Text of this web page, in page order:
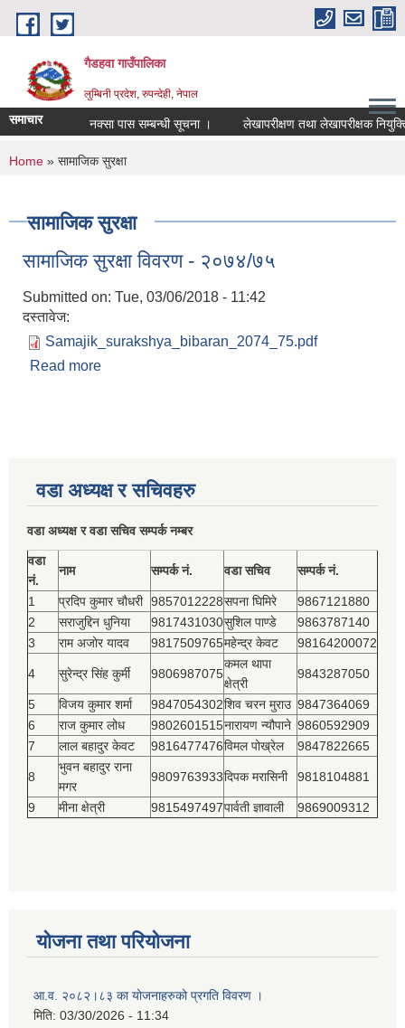
Skip to main content
गैडहवा गाउँपालिका
लुम्बिनी प्रदेश, रुपन्देही, नेपाल
समाचार नक्सा पास सम्बन्धी सूचना । लेखापरीक्षण तथा लेखापरीक्षक नियुक्ति
You are here
Home » सामाजिक सुरक्षा
सामाजिक सुरक्षा
सामाजिक सुरक्षा विवरण - २०७४/७५
Submitted on: Tue, 03/06/2018 - 11:42
दस्तावेज:
Samajik_surakshya_bibaran_2074_75.pdf
Read more
वडा अध्यक्ष र सचिवहरु
वडा अध्यक्ष र वडा सचिव सम्पर्क नम्बर
वडा
नं.
नाम सम्पर्क नं. वडा सचिव सम्पर्क नं.
1 प्रदिप कुमार चौधरी 9857012228सपना घिमिरे
9867121880
2
सराजुद्दिन धुनिया 9817431030सुशिल पाण्डे
9863787140
3
राम अजोर यादव 9817509765महेन्द्र केवट 98164200072
4 सुरेन्द्र सिंह कुर्मी 9806987075
कमल थापा
क्षेत्री
9843287050
5 विजय कुमार शर्मा 9847054302शिव चरन मुराउ 9847364069
6
राज कुमार लोध 9802601515नारायण न्यौपाने 9860592909
7
लाल बहादुर केवट 9816477476विमल पोख्रेल 9847822665
8
भुवन बहादुर राना
मगर
9809763933दिपक मरासिनी 9818104881
9 मीना क्षेत्री 9815497497पार्वती ज्ञावाली 9869009312
योजना तथा परियोजना
आ.व. २०८२।८३ का योजनाहरुको प्रगति विवरण ।
मिति: 03/30/2026 - 11:34